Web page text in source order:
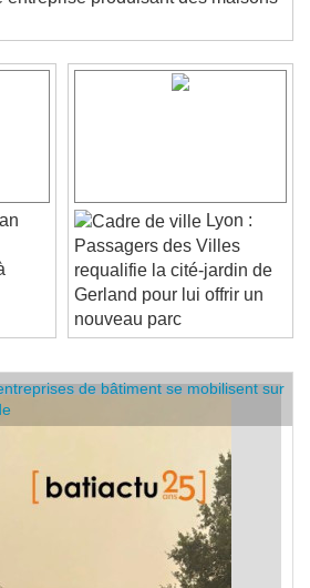
produisant des maisons
Lyon :
Passagers des Villes
requalifie la cité-jardin de
Gerland pour lui offrir un
nouveau parc
de bâtiment se mobilisent sur